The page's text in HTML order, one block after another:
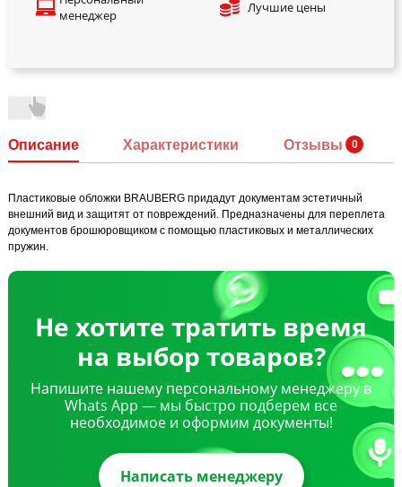
менеджер
Лучшие цены
Описание Характеристики Отзывы
Пластиковые обложки BRAUBERG придадут документам эстетичный
внешний вид и защитят от повреждений. Предназначены для переплета
документов брошюровщиком с помощью пластиковых и металлических
пружин.
Не хотите тратить время
на выбор товаров?
Напишите нашему персональному менеджеру в
Whats App — мы быстро подберем все
необходимое и оформим документы!
Написать менеджеру